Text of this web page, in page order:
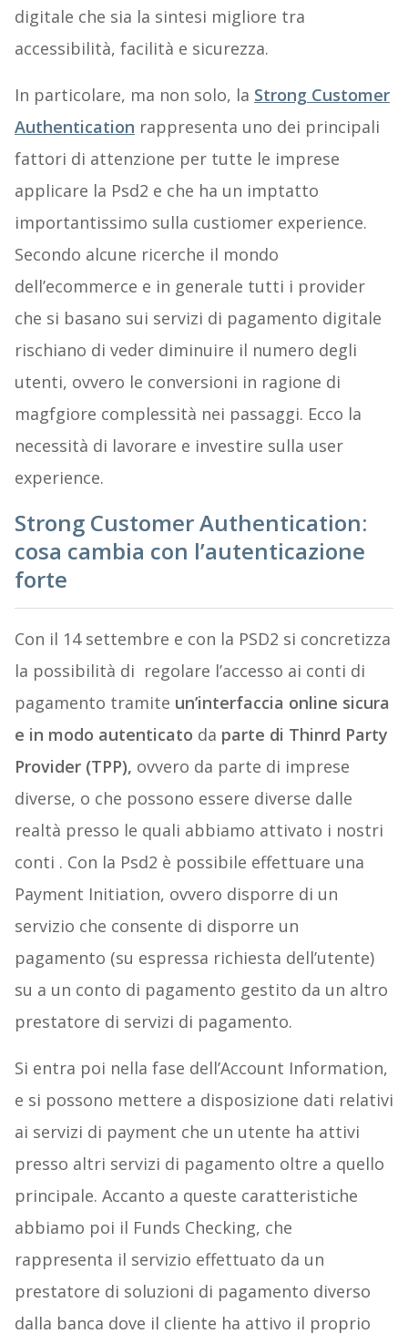
digitale che sia la sintesi migliore tra
accessibilità, facilità e sicurezza.
In particolare, ma non solo, la Strong Customer
Authentication rappresenta uno dei principali
fattori di attenzione per tutte le imprese
applicare la Psd2 e che ha un imptatto
importantissimo sulla custiomer experience.
Secondo alcune ricerche il mondo
dell’ecommerce e in generale tutti i provider
che si basano sui servizi di pagamento digitale
rischiano di veder diminuire il numero degli
utenti, ovvero le conversioni in ragione di
magfgiore complessità nei passaggi. Ecco la
necessità di lavorare e investire sulla user
experience.
Strong Customer Authentication:
cosa cambia con l’autenticazione
forte
Con il 14 settembre e con la PSD2 si concretizza
la possibilità di regolare l’accesso ai conti di
pagamento tramite un’interfaccia online sicura
e in modo autenticato da parte di Thinrd Party
Provider (TPP), ovvero da parte di imprese
diverse, o che possono essere diverse dalle
realtà presso le quali abbiamo attivato i nostri
conti . Con la Psd2 è possibile effettuare una
Payment Initiation, ovvero disporre di un
servizio che consente di disporre un
pagamento (su espressa richiesta dell’utente)
su a un conto di pagamento gestito da un altro
prestatore di servizi di pagamento.
Si entra poi nella fase dell’Account Information,
e si possono mettere a disposizione dati relativi
ai servizi di payment che un utente ha attivi
presso altri servizi di pagamento oltre a quello
principale. Accanto a queste caratteristiche
abbiamo poi il Funds Checking, che
rappresenta il servizio effettuato da un
prestatore di soluzioni di pagamento diverso
dalla banca dove il cliente ha attivo il proprio